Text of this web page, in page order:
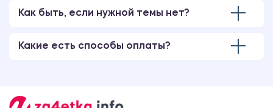
Как быть, если нужной темы нет?
Какие есть способы оплаты?